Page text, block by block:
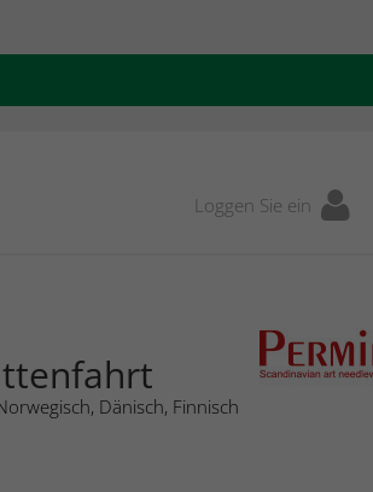
Loggen Sie ein
Dänisch, Finnisch